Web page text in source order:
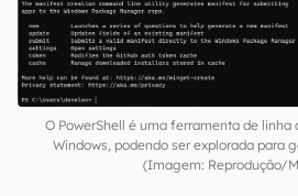
O PowerShell é uma ferramenta de linha
Windows, podendo ser explorada para
(Imagem: Reprodução/